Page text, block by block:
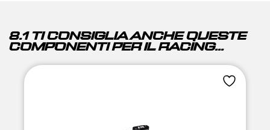
8.1 TI CONSIGLIA ANCHE QUESTE
COMPONENTI PER IL RACING...